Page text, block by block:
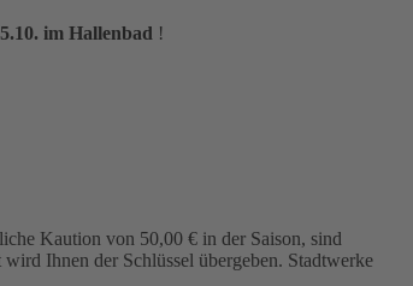
im Hallenbad !
Kaution von 50,00 € in der Saison, sind
Ihnen der Schlüssel übergeben. Stadtwerke